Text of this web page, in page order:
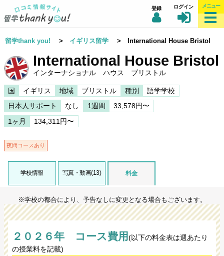
登録 ログイン メニュー
留学thank you! > イギリス留学 > International House Bristol
International House Bristol
インターナショナル ハウス ブリストル
国 イギリス 地域 ブリストル 種別
語学学校
日本人サポート
なし 1週間
33,578円〜
1ヶ月
134,311円〜
夜間コースあり
学校情報 写真・動画(13) 料金
※学校の都合により、予告なしに変更となる場合もございます。
２０２６年 コース費用(以下の料金表は週あたり
の授業料を記載)